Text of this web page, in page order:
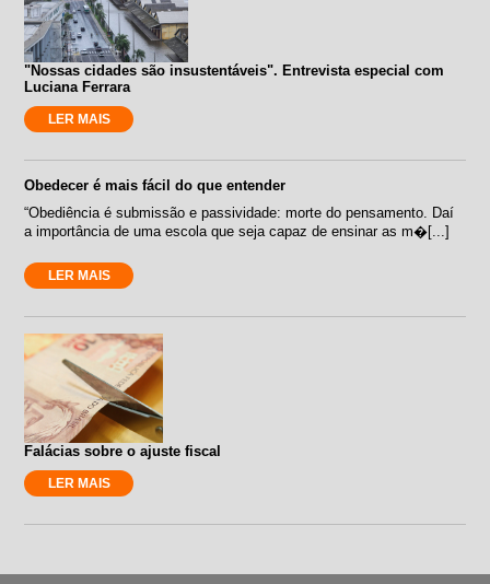
"Nossas cidades são insustentáveis". Entrevista especial com
Luciana Ferrara
LER MAIS
Obedecer é mais fácil do que entender
“Obediência é submissão e passividade: morte do pensamento. Daí
a importância de uma escola que seja capaz de ensinar as m�[...]
LER MAIS
Falácias sobre o ajuste fiscal
LER MAIS